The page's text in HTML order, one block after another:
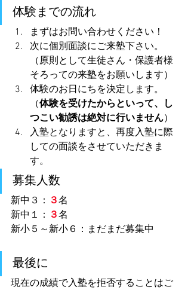
体験までの流れ
まずはお問い合わせください！
次に個別面談にご来塾下さい。
（原則として生徒さん・保護者様
そろっての来塾をお願いします）
体験のお日にちを決定します。
（体験を受けたからといって、し
つこい勧誘は絶対に行いません）
入塾となりますと、再度入塾に際
しての面談をさせていただきま
す。
募集人数
新中３： ３名
新中１： ３名
新小５～新小６：まだまだ募集中
最後に
現在の成績で入塾を拒否することはご